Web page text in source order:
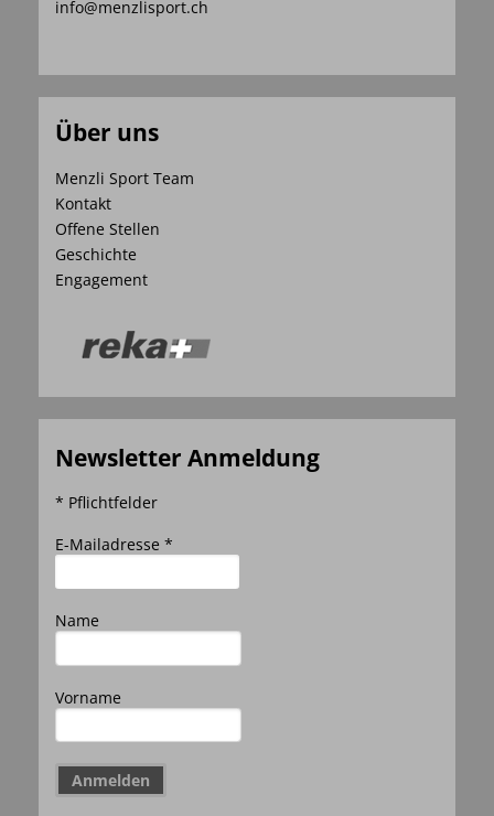
info@menzlisport.ch
Über uns
Menzli Sport Team
Kontakt
Offene Stellen
Geschichte
Engagement
Newsletter Anmeldung
* Pflichtfelder
E-Mailadresse *
Name
Vorname